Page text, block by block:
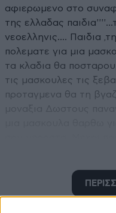
αφιερωμενο στο
της ελλαδας
νεοελληνις.... Παιδια
πολεματε για μια
τα κλαδια θα
τις μασκουλες τις
προταγμενα θα τη
το the bachelor αρχειο
φωτο απο το τρίο